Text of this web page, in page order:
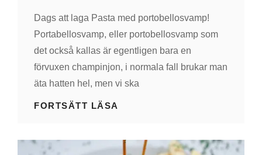
Dags att laga Pasta med portobellosvamp!
Portabellosvamp, eller portobellosvamp som
det också kallas är egentligen bara en
förvuxen champinjon, i normala fall brukar man
äta hatten hel, men vi ska
FORTSÄTT LÄSA